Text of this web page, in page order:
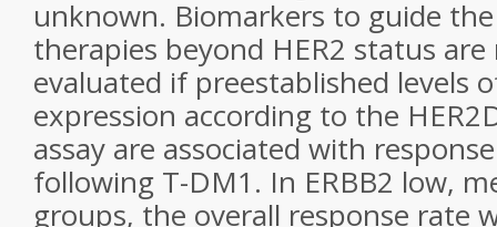
unknown. Biomarkers to guide
therapies beyond HER2 status are
evaluated if preestablished levels
expression according to the
assay are associated with
following T-DM1. In ERBB2 low,
groups, the overall response rate